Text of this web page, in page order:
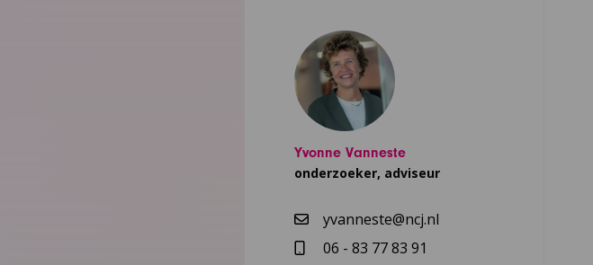
Yvonne Vanneste
onderzoeker, adviseur
yvanneste@ncj.nl
06 - 83 77 83 91